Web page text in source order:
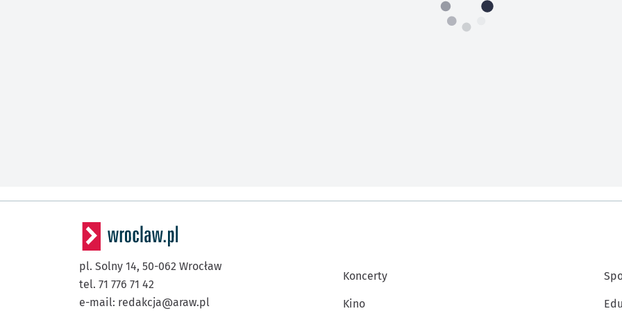
pl. Solny 14, 50-062 Wrocław
tel. 71 776 71 42
e-mail: redakcja@araw.pl
Koncerty
Kino